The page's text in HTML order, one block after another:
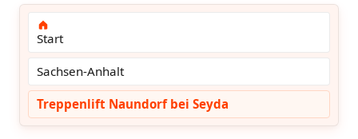
Start
Sachsen-Anhalt
Treppenlift Naundorf bei Seyda